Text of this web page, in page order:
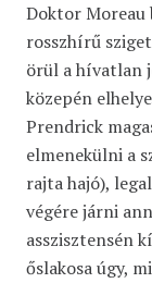
Doktor Moreau
rosszhírű
örül a hívatlan
közepén
Prendrick
elmenekülni a
rajta hajó),
végére járni
asszisztensén
őslakosa úgy,